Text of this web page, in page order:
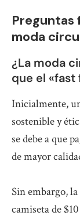
Preguntas
moda
¿La moda
que el «fast
Inicialmente,
sostenible y
se debe a que
de mayor
Sin embargo,
camiseta de